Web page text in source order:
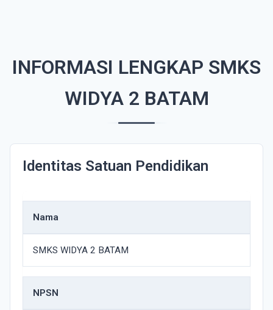
INFORMASI LENGKAP SMKS
WIDYA 2 BATAM
Identitas Satuan Pendidikan
Nama
SMKS WIDYA 2 BATAM
NPSN